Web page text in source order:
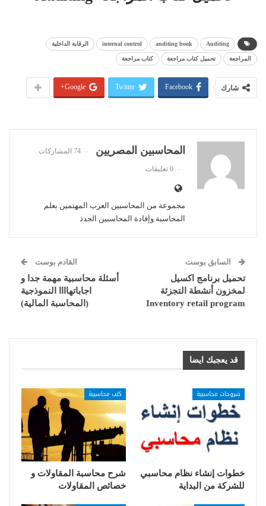
Auditing
auditing book
internal control الرقابة الداخلية
المراجعة تحميل كتاب مراجعة كتاب مراجعة
شارك Facebook
Twitter
Google+
المحاسبين المصريين 74 المشاركات
0 تعليقات
مجموعة من المحاسبين العرب المهتمين بعلم
المحاسبة وإفادة المحاسبين الجدد
السابق بوست
تحميل برنامج اكسيل
لمخزون أنشطة التجزئة
Inventory retail program
القادم بوست
أسئلة محاسبية مهمة جدا و
اجاباتهاااا النموذجية
(المحاسبة المالية)
قد يعجبك ايضا
شروحات محاسبية
خطوات إنشاء نظام محاسبي
للشركة من البداية
كتب محاسبية
شرح محاسبة المقاولات و
خصائص المقاولات